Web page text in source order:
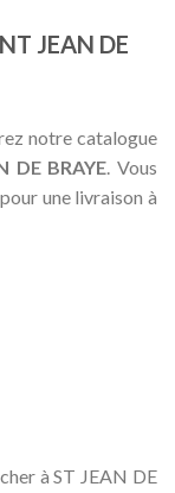
JEAN DE
notre catalogue
DE BRAYE. Vous
une livraison à
à ST JEAN DE